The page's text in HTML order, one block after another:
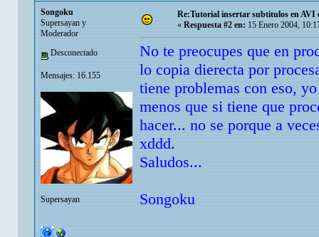
Songoku
Supersayan y
Moderador
Desconectado
Mensajes: 16.155
Supersayan
Re:Tutorial insertar subtitulos en AVI
«Respuesta #2 en:15 Enero 2004,
No te preocupes que en
lo copia dierecta por
tiene problemas con eso,
menos que si tiene que
hacer... no se porque a
xddd.
Saludos...
Songoku